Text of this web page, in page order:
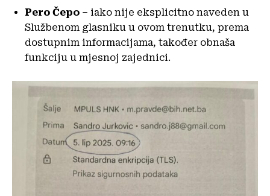
Pero Čepo – iako nije eksplicitno naveden u
Službenom glasniku u ovom trenutku, prema
dostupnim informacijama, također obnaša
funkciju u mjesnoj zajednici.